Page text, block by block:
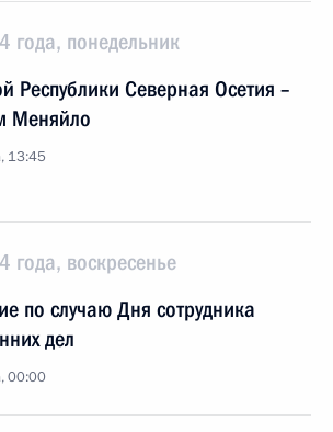
года, понедельник
Республики Северная Осетия –
Меняйло
13:45
года, воскресенье
по случаю Дня сотрудника
дел
00:00